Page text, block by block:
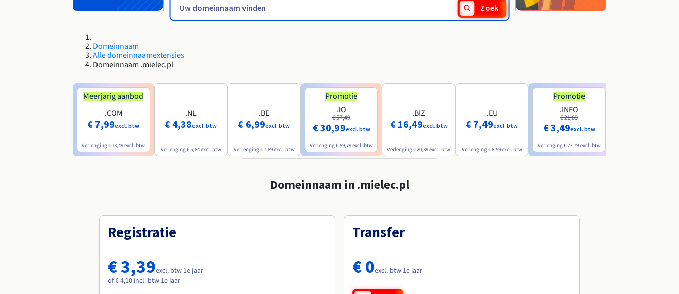
Zoek
Domeinnaam
Alle domeinnaamextensies
Domeinnaam .mielec.pl
Meerjarig aanbod
.COM
€ 7,99excl. btw
Verlenging € 13,49excl. btw
.NL
€ 4,38excl. btw
Verlenging € 5,84excl. btw
.BE
€ 6,99excl. btw
Verlenging € 7,89excl. btw
Promotie
.IO
€ 57,49
€ 30,99excl. btw
Verlenging € 59,79excl. btw
.BIZ
€ 16,49excl. btw
Verlenging € 20,39excl. btw
.EU
€ 7,49excl. btw
Verlenging € 8,59excl. btw
Promotie
.INFO
€ 21,89
€ 3,49excl. btw
Verlenging € 23,79excl. btw
Domeinnaam in .mielec.pl
Registratie
€ 3,39excl. btw 1e jaar
of € 4,10 incl. btw 1e jaar
Transfer
€ 0excl. btw 1e jaar